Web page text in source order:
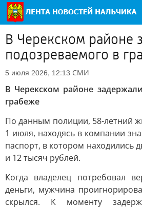
В Черекском районе
подозреваемого в
5 июля 2026, 12:13 СМИ
В Черекском районе
грабеже
По данным полиции, 58-летний
1 июля, находясь в компании
паспорт, в котором находились
и 12 тысяч рублей.
Когда владелец потребовал
деньги, мужчина
скрылся. К моменту